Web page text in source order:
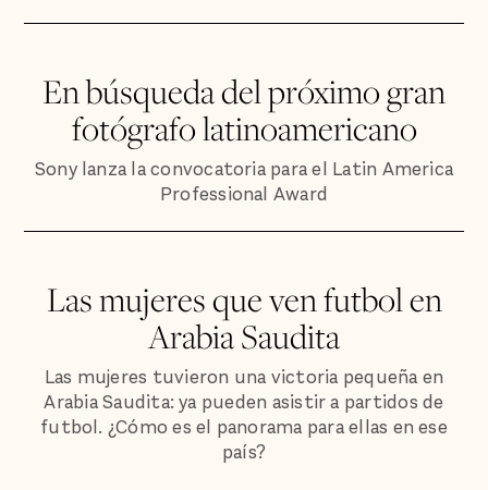
En búsqueda del próximo gran
fotógrafo latinoamericano
Sony lanza la convocatoria para el Latin America
Professional Award
Las mujeres que ven futbol en
Arabia Saudita
Las mujeres tuvieron una victoria pequeña en
Arabia Saudita: ya pueden asistir a partidos de
futbol. ¿Cómo es el panorama para ellas en ese
país?